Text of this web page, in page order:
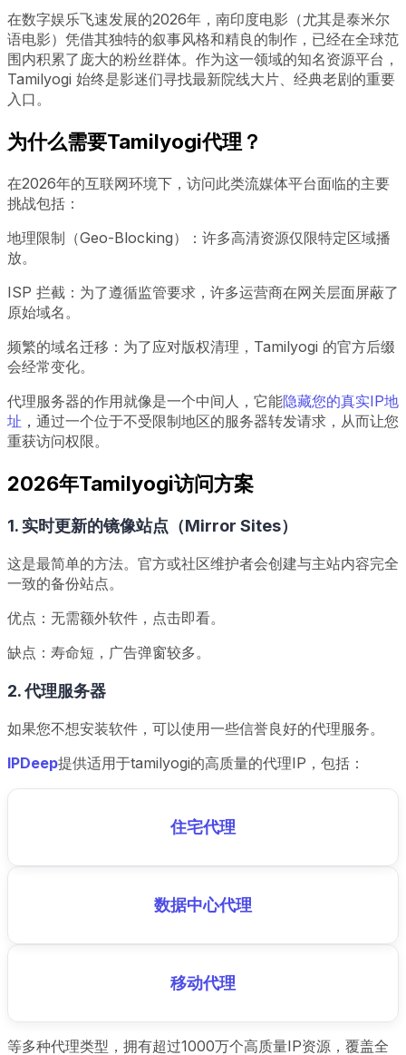
在数字娱乐飞速发展的2026年，南印度电影（尤其是泰米尔
语电影）凭借其独特的叙事风格和精良的制作，已经在全球范
围内积累了庞大的粉丝群体。作为这一领域的知名资源平台，
Tamilyogi 始终是影迷们寻找最新院线大片、经典老剧的重要
入口。
为什么需要Tamilyogi代理？
在2026年的互联网环境下，访问此类流媒体平台面临的主要
挑战包括：
地理限制（Geo-Blocking）：许多高清资源仅限特定区域播
放。
ISP 拦截：为了遵循监管要求，许多运营商在网关层面屏蔽了
原始域名。
频繁的域名迁移：为了应对版权清理，Tamilyogi 的官方后缀
会经常变化。
代理服务器的作用就像是一个中间人，它能隐藏您的真实IP地
址 ， 通过一个位于不受限制地区的服务器转发请求，从而让您
重获访问权限。
2026年Tamilyogi访问方案
1. 实时更新的镜像站点（Mirror Sites）
这是最简单的方法。官方或社区维护者会创建与主站内容完全
一致的备份站点。
优点：无需额外软件，点击即看。
缺点：寿命短，广告弹窗较多。
2. 代理服务器
如果您不想安装软件，可以使用一些信誉良好的代理服务。
IPDeep提供适用于tamilyogi的高质量的代理IP，包括：
住宅代理
数据中心代理
移动代理
等多种代理类型，拥有超过1000万个高质量IP资源，覆盖全